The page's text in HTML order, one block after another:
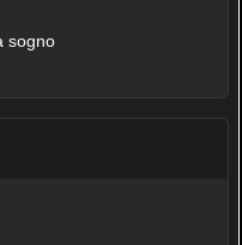
sogno